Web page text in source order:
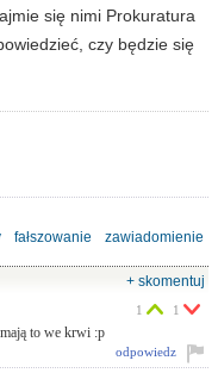
się nimi Prokuratura
czy będzie się
fałszowanie
zawiadomienie
komisarz
prokuratura
+ skomentuj
to we krwi :p
1 1
odpowiedz